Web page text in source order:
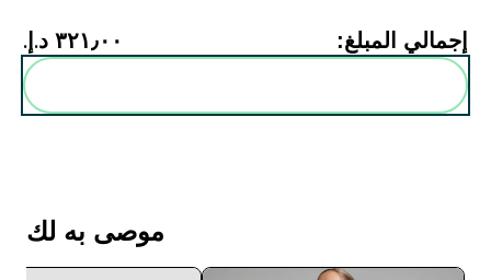
إجمالي المبلغ: ٣٢١٫٠٠ د.إ.‏‎
موصى به لك